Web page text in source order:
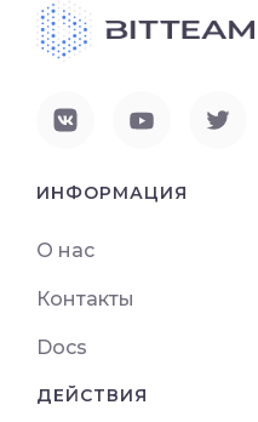
ИНФОРМАЦИЯ
О нас
Контакты
Docs
ДЕЙСТВИЯ